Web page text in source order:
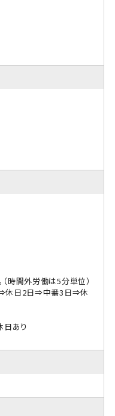
時間外労働は5分単位）
⇒休日2日⇒中番3日⇒休
あり